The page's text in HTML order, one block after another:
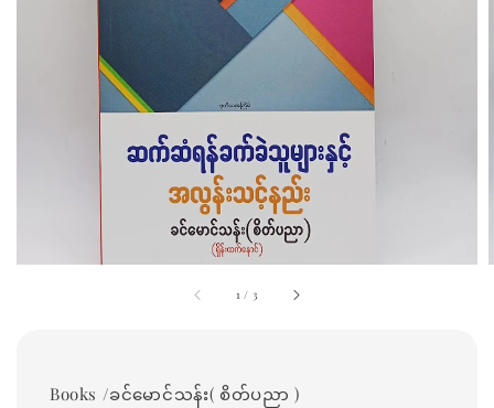
1 / 3
Books /ခင်မောင်သန်း( စိတ်ပညာ )